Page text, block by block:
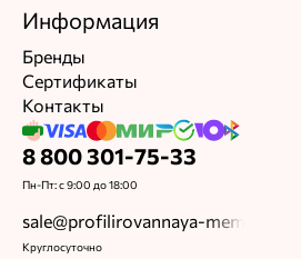
Информация
Бренды
Сертификаты
Контакты
8 800 301-75-33
Пн-Пт: с 9:00 до 18:00
sale@profilirovannaya-membrana.ru
Круглосуточно